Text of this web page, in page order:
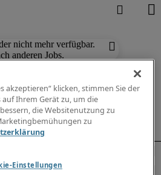
nicht mehr verfügbar.
anderen Jobs.
akzeptieren“ klicken, stimmen Sie der
Ihrem Gerät zu, um die
die Websitenutzung zu
zu
Einstellungen